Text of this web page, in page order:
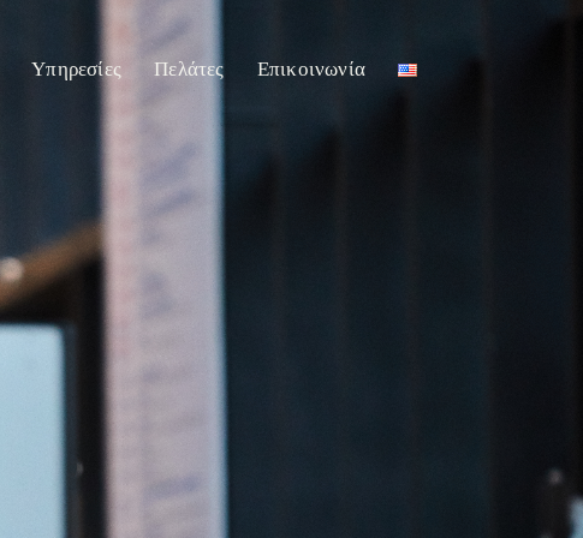
Υπηρεσίες Πελάτες Επικοινωνία